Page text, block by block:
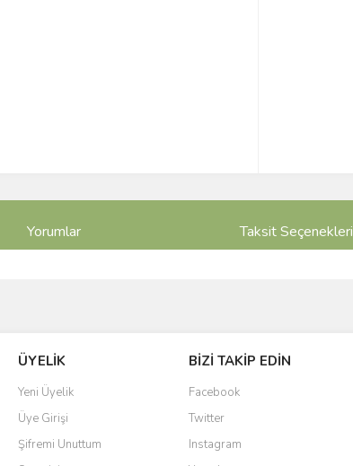
Yorumlar Taksit Seçenekleri
ÜYELİK
Yeni Üyelik
Üye Girişi
Şifremi Unuttum
BİZİ TAKİP EDİN
Facebook
Twitter
Instagram